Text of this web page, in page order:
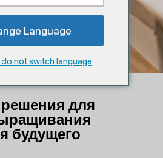
>
для
будущего
Language
not switch language